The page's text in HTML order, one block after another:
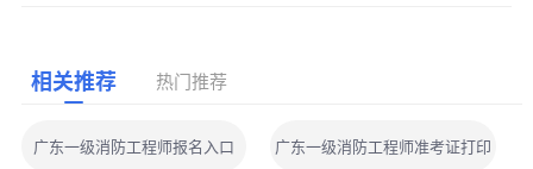
相关推荐 热门推荐
广东一级消防工程师报名入口 广东一级消防工程师准考证打印